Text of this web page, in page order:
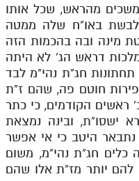
מהראש, שכל אותו
באו"ח שלה ממטה
מינה ובה בהכמות הזה
דראש הג' לא היתה
חג"ת נהי"מ לבד
חוטם פה, שהם ז"ת
הקודמים, כי כתר
ישסו"ת, ובינה נמצאת
היטב כי אי אפשר
כלים חג"ת נהי"מ, משום
יותר מז"ת אלו שהם